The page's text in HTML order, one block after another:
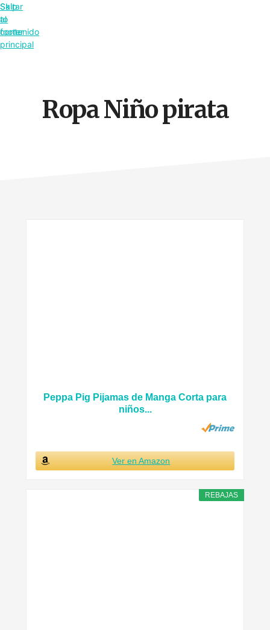
Saltar
al
contenido
principal
Skip
to
footer
Ropa Niño pirata
Peppa Pig Pijamas de Manga Corta para
niños...
Ver en Amazon
REBAJAS